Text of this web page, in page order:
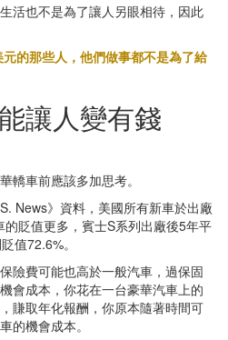
活也不是為了讓人另眼相待，因此
的那些人，他們做事都不是為了給
讓人變有錢
轎車前應該多加思考。
News》資料，美國所有新車於出廠
貶值更多，賓士S系列出廠後5年平
值72.6%。
險費可能也高於一般汽車，過保固
會成本，你花在一台豪華汽車上的
賺取年化報酬，你原本隨著時間可
的機會成本。